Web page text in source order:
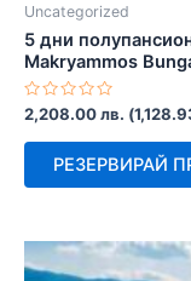
Uncategorized
5 дни
Makryammos
Оценено
с
0
2,208.00лв. (
РЕЗЕРВИРАЙ